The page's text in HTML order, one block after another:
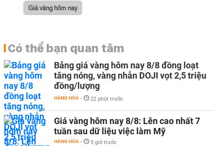
Giá vàng hôm nay
Có thể bạn quan tâm
Bảng giá vàng hôm nay 8/8 đồng loạt
tăng nóng, vàng nhẫn DOJI vọt 2,5 triệu
đồng/lượng
HÀNG HÓA - 22 phút trước
Giá vàng hôm nay 8/8: Lên cao nhất 7
tuần sau dữ liệu việc làm Mỹ
HÀNG HÓA - 5 giờ trước